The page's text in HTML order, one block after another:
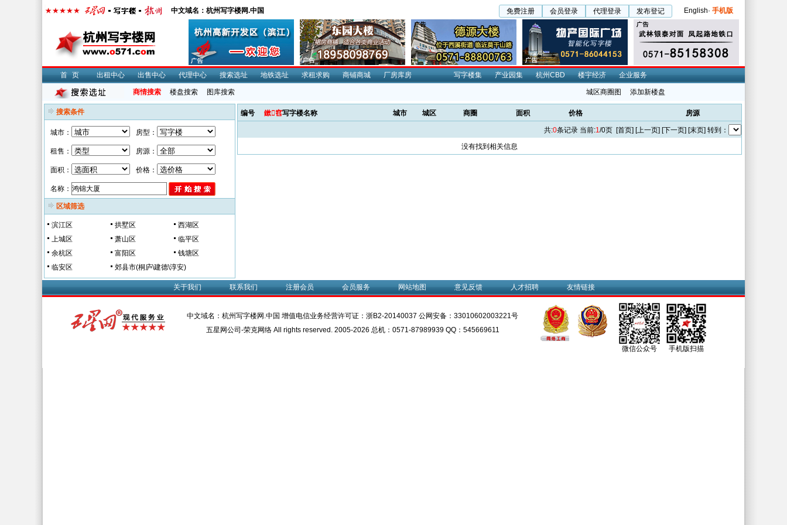
中文域名：杭州写字楼网.中国 免费注册 会员登录 代理登录 发布登记 English· 手机版
首页 出租中心 出售中心 代理中心 搜索选址 地铁选址 求租求购 商铺商城 厂房库房 写字楼集 产业园集 杭州CBD 楼宇经济 企业服务
商情搜索 楼盘搜索 图库搜索 城区商圈图 添加新楼盘
搜索条件
城市： 房型：
租售： 房源：
面积： 价格：
名称：
区域筛选
滨江区 拱墅区
西湖区
上城区
萧山区
临平区
余杭区
富阳区
钱塘区
临安区
郊县市(桐庐\建德\淳安)
编号 鏉窞写字楼名称 城市 城区 商圈 面积 价格 房源
共:0条记录 当前:1/0页 [首页] [上一页] [下一页] [末页] 转到：
没有找到相关信息
关于我们 联系我们 注册会员 会员服务 网站地图 意见反馈 人才招聘 友情链接
中文域名：杭州写字楼网.中国 增值电信业务经营许可证： 浙B2-20140037 公网安备： 33010602003221号
五星网公司-荣克网络 All rights reserved. 2005-2026 总机：0571-87989939 QQ：545669611
微信公众号 手机版扫描